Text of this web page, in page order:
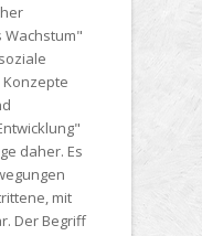
Wachstum"
daher. Es
mit
Der Begriff